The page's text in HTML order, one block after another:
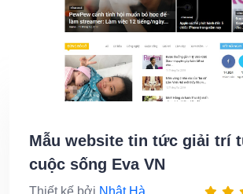
Mẫu website tin tức giải trí
cuộc sống Eva VN
Thiết kế bởi Nhật Hà